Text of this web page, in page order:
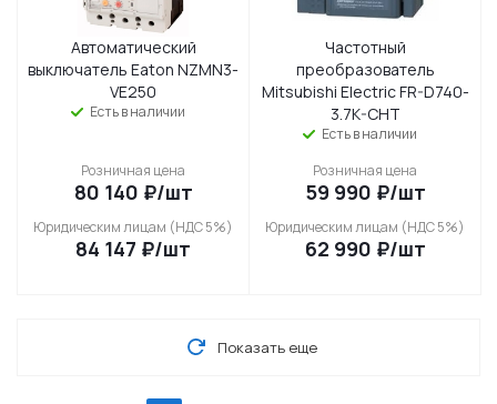
Автоматический
выключатель Eaton NZMN3-
VE250
Есть в наличии
Розничная цена
80 140 ₽/шт
Юридическим лицам (НДС 5%)
84 147 ₽/шт
Частотный
преобразователь
Mitsubishi Electric FR-D740-
3.7K-CHT
Есть в наличии
Розничная цена
59 990 ₽/шт
Юридическим лицам (НДС 5%)
62 990 ₽/шт
Показать еще